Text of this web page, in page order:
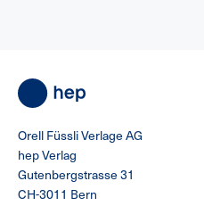
Orell Füssli Verlage AG
hep Verlag
Gutenbergstrasse 31
CH-3011 Bern